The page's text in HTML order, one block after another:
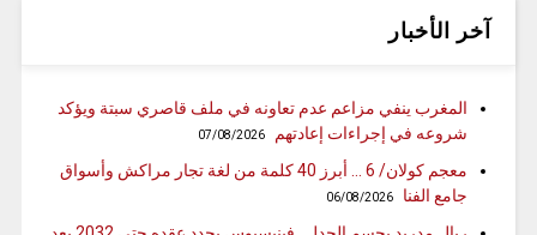
آخر الأخبار
المغرب ينفي مزاعم عدم تعاونه في ملف قاصري سبتة ويؤكد
شروعه في إجراءات إعادتهم
07/08/2026
معجم كولان/ 6 … أبرز 40 كلمة من لغة تجار مراكش وأسواق
جامع الفنا
06/08/2026